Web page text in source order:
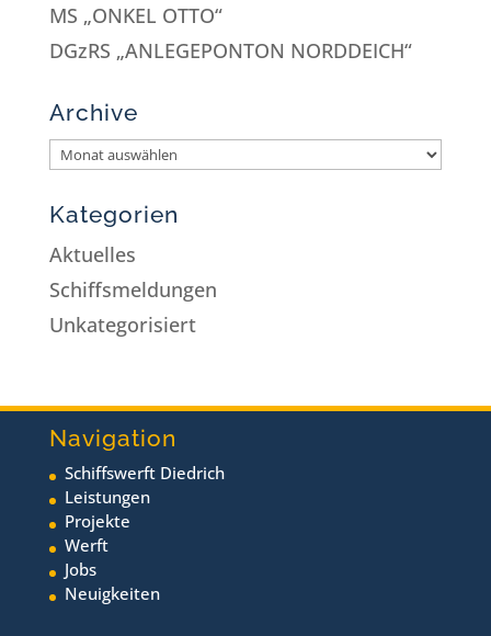
MS „ONKEL OTTO“
DGzRS „ANLEGEPONTON NORDDEICH“
Archive
Kategorien
Aktuelles
Schiffsmeldungen
Unkategorisiert
Navigation
Schiffswerft Diedrich
Leistungen
Projekte
Werft
Jobs
Neuigkeiten